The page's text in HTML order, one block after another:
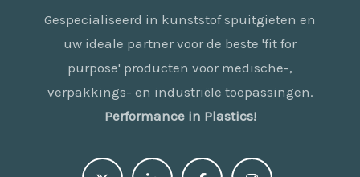
Gespecialiseerd in kunststof spuitgieten en
uw ideale partner voor de beste 'fit for
purpose' producten voor medische-,
verpakkings- en industriële toepassingen.
Performance in Plastics!